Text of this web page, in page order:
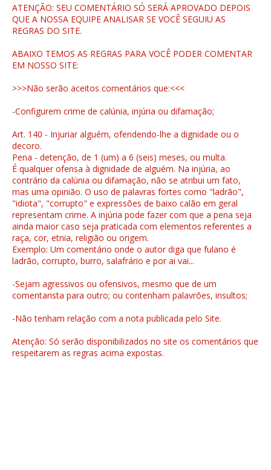
ATENÇÃO: SEU COMENTÁRIO SÓ SERÁ APROVADO DEPOIS
QUE A NOSSA EQUIPE ANALISAR SE VOCÊ SEGUIU AS
REGRAS DO SITE.
ABAIXO TEMOS AS REGRAS PARA VOCÊ PODER COMENTAR
EM NOSSO SITE:
>>>Não serão aceitos comentários que:<<<
-Configurem crime de calúnia, injúria ou difamação;
Art. 140 - Injuriar alguém, ofendendo-lhe a dignidade ou o
decoro.
Pena - detenção, de 1 (um) a 6 (seis) meses, ou multa.
É qualquer ofensa à dignidade de alguém. Na injúria, ao
contrário da calúnia ou difamação, não se atribui um fato,
mas uma opinião. O uso de palavras fortes como "ladrão",
"idiota", "corrupto" e expressões de baixo calão em geral
representam crime. A injúria pode fazer com que a pena seja
ainda maior caso seja praticada com elementos referentes a
raça, cor, etnia, religião ou origem.
Exemplo: Um comentário onde o autor diga que fulano é
ladrão, corrupto, burro, salafrário e por ai vai...
-Sejam agressivos ou ofensivos, mesmo que de um
comentarista para outro; ou contenham palavrões, insultos;
-Não tenham relação com a nota publicada pelo Site.
Atenção: Só serão disponibilizados no site os comentários que
respeitarem as regras acima expostas.